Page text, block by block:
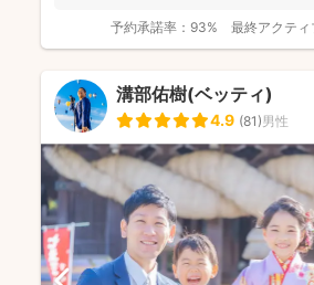
予約承諾率： 93% 最終アクティ
溝部佑樹(ベッティ)
4.9 (81)男性